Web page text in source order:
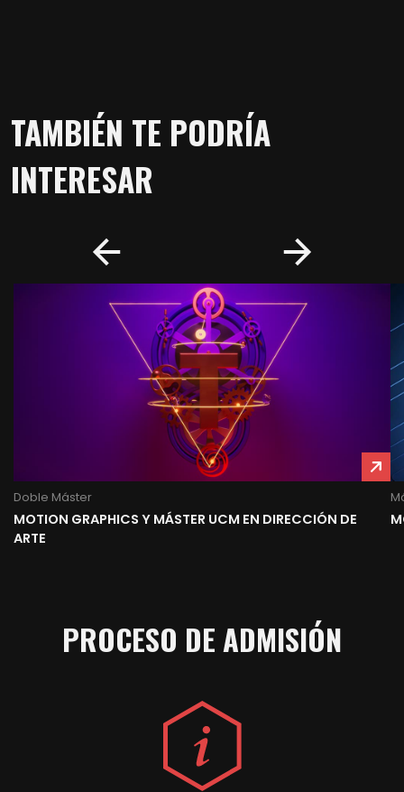
TAMBIÉN TE PODRÍA
INTERESAR
Doble Máster
MOTION GRAPHICS Y MÁSTER UCM EN DIRECCIÓN DE
ARTE
PROCESO DE ADMISIÓN